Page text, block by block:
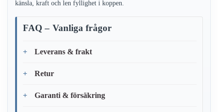
känsla, kraft och len fyllighet i koppen.
FAQ – Vanliga frågor
Leverans & frakt
Retur
Garanti & försäkring